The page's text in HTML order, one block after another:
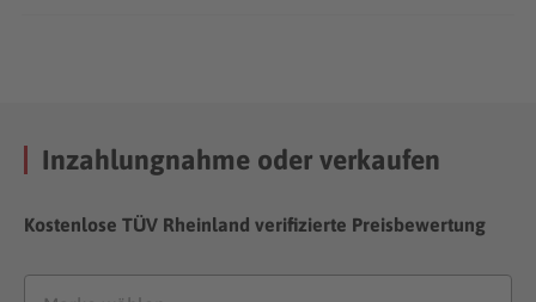
Inzahlungnahme oder verkaufen
Kostenlose TÜV Rheinland verifizierte Preisbewertung